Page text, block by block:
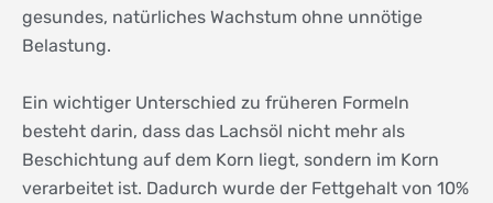
gesundes, natürliches Wachstum ohne unnötige
Belastung.
Ein wichtiger Unterschied zu früheren Formeln
besteht darin, dass das Lachsöl nicht mehr als
Beschichtung auf dem Korn liegt, sondern im Korn
verarbeitet ist. Dadurch wurde der Fettgehalt von 10%